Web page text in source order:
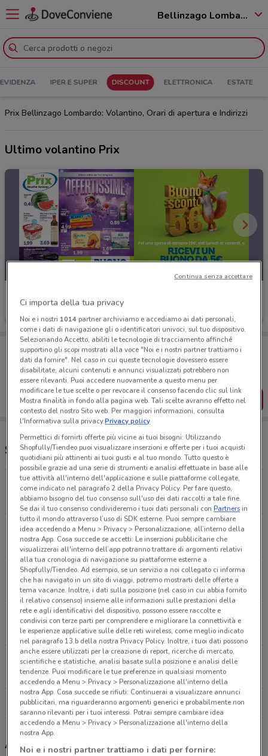
Bellinzago Lombardo - 20060
IPER E SUPER DISCOUNT ELETTRONICA ESTATE
Prix Bellinzago Lombardo: Volantino, Orari di apertura e Indirizzi
Ultimo volantino Prix
Porta DoveConviene sempre con te!
Puoi trovare le migliori offerte dei negozi vicino a te,
salvarle e creare la tua lista del risparmio, comodamente
dal tuo cellulare.
SCARICA L’APP
Supermercati Prix e orari
Via Giacomo Leopardi 12/b Inzago
2.3 km
APERTO
Via G. Carducci, 6 Cologno Monzese
12.1 km
APERTO
Via Giotto Monza
12.8 km
APERTO
Via Liguria, 23 Peschiera Borromeo
15.7 km
APERTO
Via Arezzo, 7 Milano
18.7 km
APERTO
Tutti i negozi Prix
Altri volantini nelle vicinanze
Ci importa della tua privacy
Noi e i nostri 1014partner archiviamo e accediamo ai dati personali,
come i dati di navigazione gli o identificatori univoci, sul tuo dispositivo.
Selezionando Accetto, abiliti le tecnologie di tracciamento affinché
supportino gli scopi mostrati alla voce "Noi e i nostri partner trattiamo i
dati da fornire". Nel caso in cui queste tecnologie dovessero essere
disabilitate, alcuni contenuti e annunci visualizzati potrebbero non
essere rilevanti. Puoi accedere nuovamente a questo menu per
modificare le tue scelte o per revocare il consenso facendo clic sul link
Mostra finalità in fondo alla pagina web. Tali scelte avranno effetto nel
contesto del nostro Sito web. Per maggiori informazioni, consulta
l'Informativa sulla privacy.Privacy policy
Permettici di fornirti offerte più vicine ai tuoi bisogni: Utilizzando
Shopfully/Tiendeo puoi visualizzare inserzioni e offerte per i tuoi acquisti
quotidiani più attinenti ai tuoi gusti e al tuo mondo. Tutto questo è
possibile grazie ad una serie di strumenti e analisi effettuate in base alle
tue attività all'interno dell'applicazione e sulle piattaforme collegate,
come indicato nel paragrafo 2 della Privacy Policy. Per fare questo,
abbiamo bisogno del tuo consenso sull'uso dei dati raccolti a tale fine.
Se dai il tuo consenso condivideremo i tuoi dati personali conPartnersin
tutto il mondo attraverso l’uso di SDK esterne. Puoi sempre cambiare
idea accedendo a Menu > Privacy > Personalizzazione, all’interno della
nostra App. Cosa succede se accetti: Le inserzioni pubblicitarie che
visualizzerai all'interno dell’app potranno trattare di argomenti relativi
alla tua cronologia di navigazione su piattaforme esterne a
Shopfully/Tiendeo. Ad esempio, se un servizio a noi collegato ci informa
che hai navigato in un sito di viaggi, potremo mostrarti delle offerte a
tema vacanze. Inoltre, i dati sulla posizione (nel caso in cui abbia fornito
il relativo consenso) insieme alle informazioni sulle prestazioni della
rete e agli identificativi del dispositivo, possono essere raccolte e
condivisi con terze parti per comprendere e migliorare la connettività e
le esperienze applicative sulle delle reti wireless, come meglio indicato
nel paragrafo 13.b della nostra Privacy Policy. Inoltre, i tuoi dati possono
anche essere utilizzati per la creazione di report, ricerche di mercato,
scientifiche e statistiche, analisi basate sulla posizione e analisi delle
tendenze. Puoi modificare le tue preferenze in qualsiasi momento
accedendo a Menu > Privacy > Personalizzazione all'interno della
nostra App. Cosa succede se rifiuti: Continuerai a visualizzare annunci
pubblicitari, ma riguarderanno argomenti generici e probabilmente non
saranno rilevanti per i tuoi interessi. Potrai sempre cambiare idea
accedendo a Menu > Privacy > Personalizzazione all'interno della
nostra App.
Noi e i nostri partner trattiamo i dati per fornire:
Continua senza accettare